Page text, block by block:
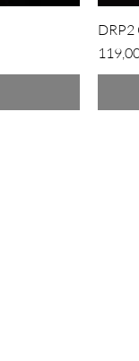
DRP2
Prezzo